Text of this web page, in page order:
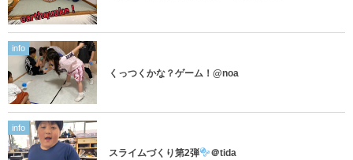
info
くっつくかな？ゲーム！@noa
info
スライムづくり第2弾 ＠tida